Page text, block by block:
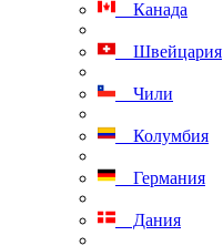
Канада
Швейцария
Чили
Колумбия
Германия
Дания